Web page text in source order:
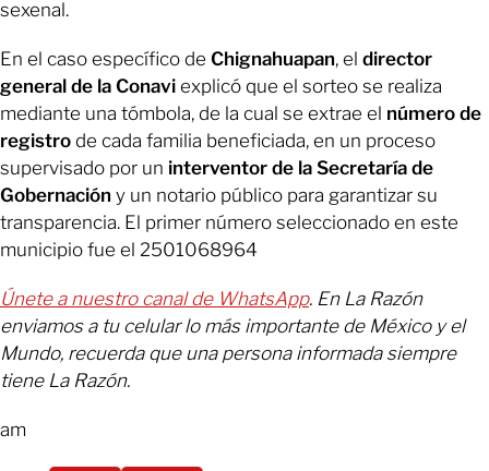
sexenal.
En el caso específico de Chignahuapan, el director
general de la Conavi explicó que el sorteo se realiza
mediante una tómbola, de la cual se extrae el número de
registro de cada familia beneficiada, en un proceso
supervisado por un interventor de la Secretaría de
Gobernación y un notario público para garantizar su
transparencia. El primer número seleccionado en este
municipio fue el 2501068964
Únete a nuestro canal de WhatsApp. En La Razón
enviamos a tu celular lo más importante de México y el
Mundo, recuerda que una persona informada siempre
tiene La Razón.
am